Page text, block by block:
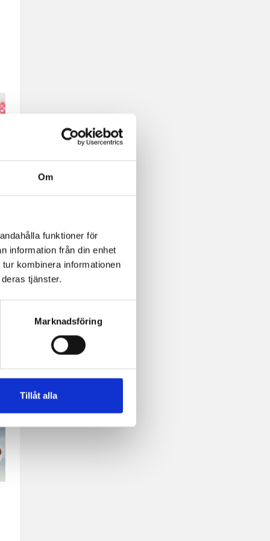
Om
funktioner för
information från din enhet
kombinera informationen
tjänster.
Marknadsföring
Tillåt alla